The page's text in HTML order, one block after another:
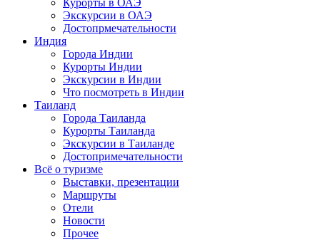
Курорты в ОАЭ
Экскурсии в ОАЭ
Достопрмечательности
Индия
Города Индии
Курорты Индии
Экскурсии в Индии
Что посмотреть в Индии
Таиланд
Города Таиланда
Курорты Таиланда
Экскурсии в Таиланде
Достопримечательности
Всё о туризме
Выставки, презентации
Маршруты
Отели
Новости
Прочее